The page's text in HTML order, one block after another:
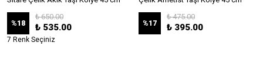
%18
₺ 650.00
₺ 535.00
7 Renk Seçiniz
%17
₺ 475.00
₺ 395.00